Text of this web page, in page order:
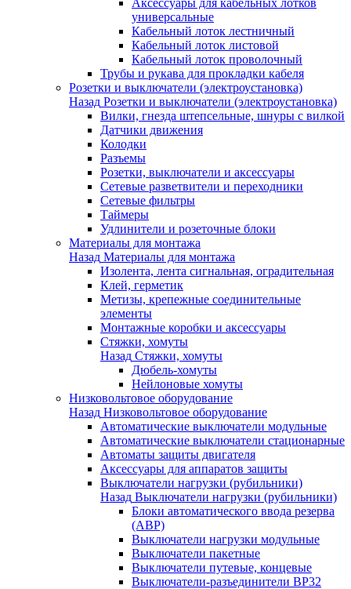
Аксессуары для кабельных лотков
универсальные
Кабельный лоток лестничный
Кабельный лоток листовой
Кабельный лоток проволочный
Трубы и рукава для прокладки кабеля
Розетки и выключатели (электроустановка)
Назад Розетки и выключатели (электроустановка)
Вилки, гнезда штепсельные, шнуры с вилкой
Датчики движения
Колодки
Разъемы
Розетки, выключатели и аксессуары
Сетевые разветвители и переходники
Сетевые фильтры
Таймеры
Удлинители и розеточные блоки
Материалы для монтажа
Назад Материалы для монтажа
Изолента, лента сигнальная, оградительная
Клей, герметик
Метизы, крепежные соединительные
элементы
Монтажные коробки и аксессуары
Стяжки, хомуты
Назад Стяжки, хомуты
Дюбель-хомуты
Нейлоновые хомуты
Низковольтовое оборудование
Назад Низковольтовое оборудование
Автоматические выключатели модульные
Автоматические выключатели стационарные
Автоматы защиты двигателя
Аксессуары для аппаратов защиты
Выключатели нагрузки (рубильники)
Назад Выключатели нагрузки (рубильники)
Блоки автоматического ввода резерва
(АВР)
Выключатели нагрузки модульные
Выключатели пакетные
Выключатели путевые, концевые
Выключатели-разъединители ВР32